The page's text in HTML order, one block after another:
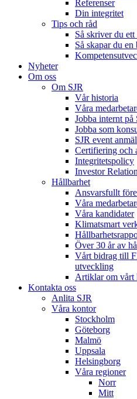
Referenser
Din integritet
Tips och råd
Så skriver du
Så skapar du
Nyheter
Om oss
Om SJR
Vår historia
Våra
Jobba internt på
Jobba som
SJR event
Certifiering och
Integritetspolicy
Investor
Hållbarhet
Ansvarsfullt
Våra
Våra kandidater
Klimatsmart
Över 30 år av
Vårt bidrag till
utveckling
Artiklar om vårt
Kontakta oss
Anlita SJR
Våra kontor
Stockholm
Göteborg
Malmö
Uppsala
Helsingborg
Våra regioner
Norr
Mitt